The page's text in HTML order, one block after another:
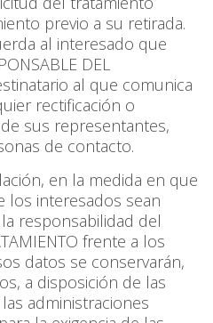
previo a su retirada.
al interesado que
DEL
al que comunica
rectificación o
sus representantes,
de contacto.
en la medida en que
los interesados sean
responsabilidad del
frente a los
datos se conservarán,
a disposición de las
administraciones